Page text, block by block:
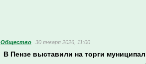
Общество 30 января 2026, 11:00
В Пензе выставили на торги